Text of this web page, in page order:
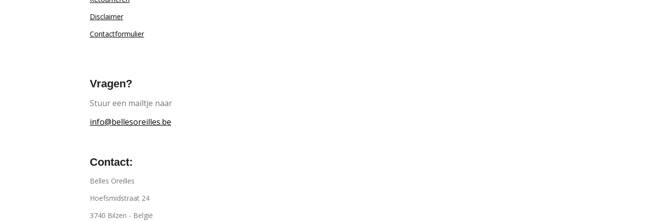
Disclaimer
Contactformulier
Vragen?
Stuur een mailtje naar
info@bellesoreilles.be
Contact:
Belles Oreilles
Hoefsmidstraat 24
3740 Bilzen - België